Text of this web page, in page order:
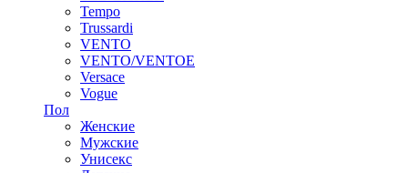
Tempo
Trussardi
VENTO
VENTO/VENTOE
Versace
Vogue
Пол
Женские
Мужские
Унисекс